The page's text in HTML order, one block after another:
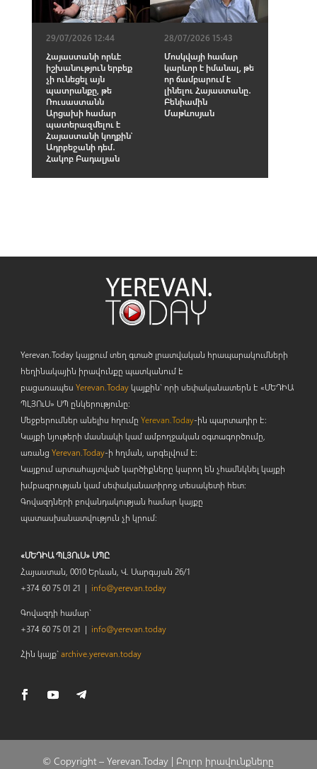
29/07/2026 12:44
Հայաստանի որևէ
իշխանություն երբեք
չի ունեցել այն
պատրանքը, թե
Ռուսաստանն
Արցախի համար
պատերազմելու է
Հայաստանի կողքին՝
Ադրբեջանի դեմ․
Հակոբ Բադալյան
28/07/2026 15:43
Մոսկվայի համար
կարևոր է իմանալ, թե
որ ճամբարում է
լինելու Հայաստանը․
Բենիամին
Մաթևոսյան
Yerevan.Today կայքում տեղ գտած լրատվական հրապարակումների
հեղինակային իրավունքը պատկանում է
բացառապես Yerevan.Todayկայքին` որի սեփականատերն է «ՄԵԴԻԱ
ՊԼՅՈւՍ» ՍՊ ընկերությունը։
Մեջբերումներ անելիս հղումը Yerevan.Today-ին պարտադիր է:
Կայքի նյութերի մասնակի կամ ամբողջական օգտագործումը,
առանց Yerevan.Today-ի հղման, արգելվում է:
Կայքում արտահայտված կարծիքները կարող են չհամնկնել կայքի
խմբագրության կամ սեփականատիրոջ տեսակետի հետ:
Գովազդների բովանդակության համար կայքը
պատասխանատվություն չի կրում:
«ՄԵԴԻԱ ՊԼՅՈւՍ» ՍՊԸ
Հայաստան, 0010 Երևան, Վ. Սարգսյան 26/1
+374 60 75 01 21 | info@yerevan.today
Գովազդի համար`
+374 60 75 01 21 | info@yerevan.today
Հին կայք`archive.yerevan.today
© Copyright –Yerevan.Today | Բոլոր իրավունքները